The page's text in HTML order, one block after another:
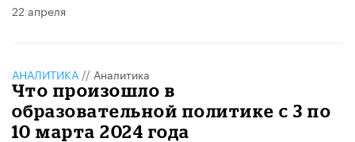
22 апреля
АНАЛИТИКА // Аналитика
Что произошло в
образовательной политике с 3 по
10 марта 2024 года